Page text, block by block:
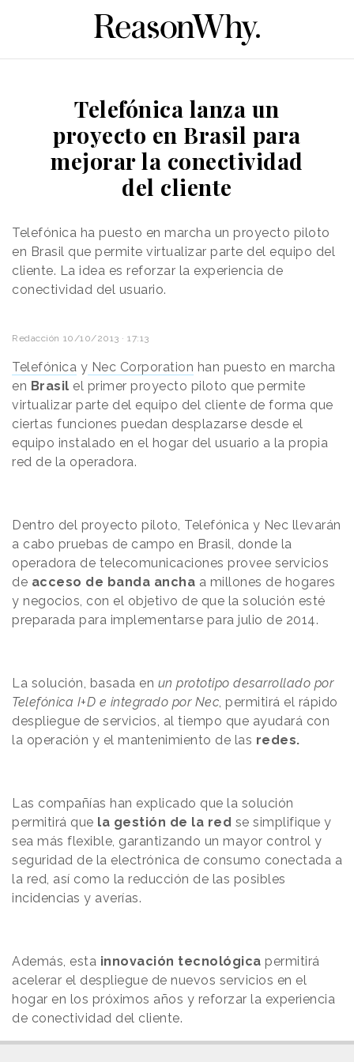
Telefónica lanza un
proyecto en Brasil para
mejorar la conectividad
del cliente
Telefónica ha puesto en marcha un proyecto piloto
en Brasil que permite virtualizar parte del equipo del
cliente. La idea es reforzar la experiencia de
conectividad del usuario.
Redacción 10/10/2013 · 17:13
Telefónica y Nec Corporation han puesto en marcha
en Brasil el primer proyecto piloto que permite
virtualizar parte del equipo del cliente de forma que
ciertas funciones puedan desplazarse desde el
equipo instalado en el hogar del usuario a la propia
red de la operadora.
Dentro del proyecto piloto, Telefónica y Nec llevarán
a cabo pruebas de campo en Brasil, donde la
operadora de telecomunicaciones provee servicios
de acceso de banda ancha a millones de hogares
y negocios, con el objetivo de que la solución esté
preparada para implementarse para julio de 2014.
La solución, basada en un prototipo desarrollado por
Telefónica I+D e integrado por Nec , permitirá el rápido
despliegue de servicios, al tiempo que ayudará con
la operación y el mantenimiento de las redes.
Las compañías han explicado que la solución
permitirá que la gestión de la red se simplifique y
sea más flexible, garantizando un mayor control y
seguridad de la electrónica de consumo conectada a
la red, así como la reducción de las posibles
incidencias y averías.
Además, esta innovación tecnológica permitirá
acelerar el despliegue de nuevos servicios en el
hogar en los próximos años y reforzar la experiencia
de conectividad del cliente.